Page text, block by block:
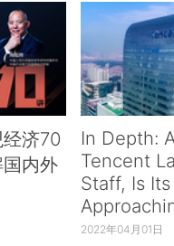
济70
内外
In Depth:
Tencent
Staff, Is Its
2022年04月01日